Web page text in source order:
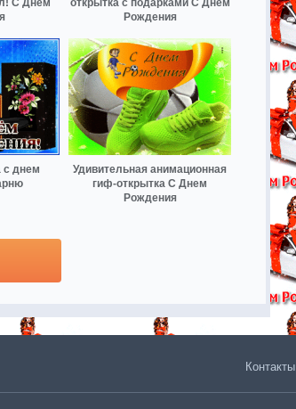
С Днем
открытка с подарками С Днем
Рождения
с днем
Удивительная анимационная
гиф-открытка С Днем
Рождения
Контакты